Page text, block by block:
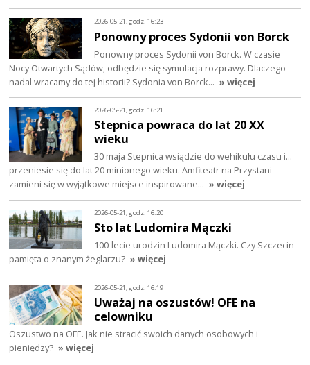
2026-05-21, godz. 16:23
Ponowny proces Sydonii von Borck
Ponowny proces Sydonii von Borck. W czasie
Nocy Otwartych Sądów, odbędzie się symulacja rozprawy. Dlaczego
nadal wracamy do tej historii? Sydonia von Borck… » więcej
2026-05-21, godz. 16:21
Stepnica powraca do lat 20 XX
wieku
30 maja Stepnica wsiądzie do wehikułu czasu i…
przeniesie się do lat 20 minionego wieku. Amfiteatr na Przystani
zamieni się w wyjątkowe miejsce inspirowane… » więcej
2026-05-21, godz. 16:20
Sto lat Ludomira Mączki
100-lecie urodzin Ludomira Mączki. Czy Szczecin
pamięta o znanym żeglarzu? » więcej
2026-05-21, godz. 16:19
Uważaj na oszustów! OFE na
celowniku
Oszustwo na OFE. Jak nie stracić swoich danych osobowych i
pieniędzy? » więcej